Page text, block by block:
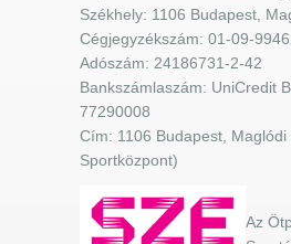
Székhely: 1106 Budapest,
Cégjegyzékszám: 01-09-
Adószám: 24186731-2-42
Bankszámlaszám: UniCredit
77290008
Cím: 1106 Budapest,
Sportközpont)
Az